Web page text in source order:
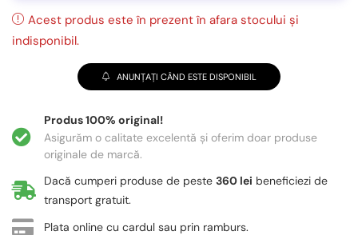
Acest produs este în prezent în afara stocului și
indisponibil.
ANUNȚAȚI CÂND ESTE DISPONIBIL
Produs 100% original!
Asigurăm o calitate excelentă și oferim doar produse
originale de marcă.
Dacă cumperi produse de peste 360 lei beneficiezi de
transport gratuit.
Plata online cu cardul sau prin ramburs.